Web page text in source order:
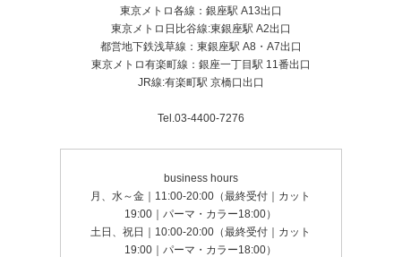
東京メトロ各線：銀座駅 A13出口
東京メトロ日比谷線:東銀座駅 A2出口
都営地下鉄浅草線：東銀座駅 A8・A7出口
東京メトロ有楽町線：銀座一丁目駅 11番出口
JR線:有楽町駅 京橋口出口
Tel.03-4400-7276
business hours
月、水～金｜11:00-20:00（最終受付｜カット
19:00｜パーマ・カラー18:00）
土日、祝日｜10:00-20:00（最終受付｜カット
19:00｜パーマ・カラー18:00）